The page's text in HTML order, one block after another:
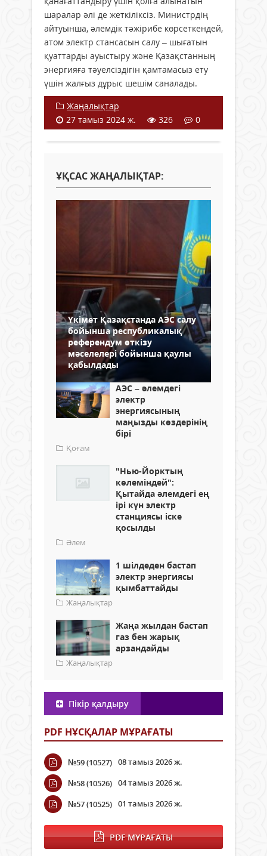
шаралар әлі де жеткіліксіз. Министрдің
айтуынша, әлемдік тәжірибе көрсеткендей,
атом электр стансасын салу – шығатын
қуаттарды ауыстыру және Қазақстанның
энергияға тәуелсіздігін қамтамасыз ету
үшін жалғыз дұрыс шешім саналады.
Жаңалықтар
27 тамыз 2024 ж.
326 0
ҰҚСАС ЖАҢАЛЫҚТАР:
Үкімет Қазақстанда АЭС салу
бойынша республикалық
референдум өткізу
мәселелері бойынша қаулы
қабылдады
АЭС – әлемдегі
электр
энергиясының
маңызды көздерінің
бірі
Қоғам
"Нью-Йорктың
көлеміндей":
Қытайда әлемдегі ең
ірі күн электр
станциясы іске
қосылды
Әлем
1 шілдеден бастап
электр энергиясы
қымбаттайды
Жаңалықтар
Жаңа жылдан бастап
газ бен жарық
арзандайды
Жаңалықтар
Пікір қалдыру
PDF НҰСҚАЛАР МҰРАҒАТЫ
№59 (10527) 08 тамыз 2026 ж.
№58 (10526) 04 тамыз 2026 ж.
№57 (10525) 01 тамыз 2026 ж.
PDF МҰРАҒАТЫ